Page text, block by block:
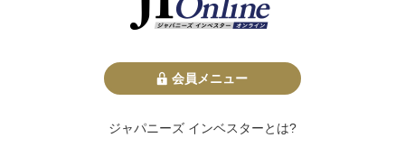
会員メニュー
ジャパニーズ インベスターとは?